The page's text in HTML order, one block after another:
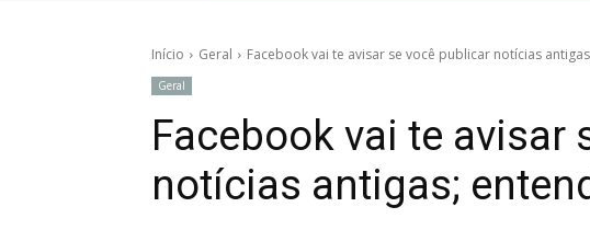
Início Geral Facebook vai te avisar se você publicar notícias
Geral
Facebook vai te avisar
notícias antigas;